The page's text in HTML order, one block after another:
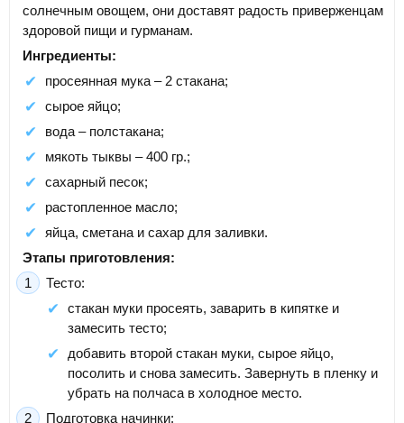
солнечным овощем, они доставят радость приверженцам
здоровой пищи и гурманам.
Ингредиенты:
просеянная мука – 2 стакана;
сырое яйцо;
вода – полстакана;
мякоть тыквы – 400 гр.;
сахарный песок;
растопленное масло;
яйца, сметана и сахар для заливки.
Этапы приготовления:
Тесто:
стакан муки просеять, заварить в кипятке и
замесить тесто;
добавить второй стакан муки, сырое яйцо,
посолить и снова замесить. Завернуть в пленку и
убрать на полчаса в холодное место.
Подготовка начинки: